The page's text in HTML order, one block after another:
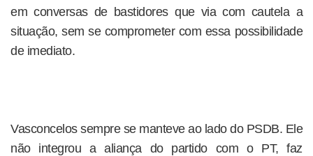
em conversas de bastidores que via com cautela a
situação, sem se comprometer com essa possibilidade
de imediato.
Vasconcelos sempre se manteve ao lado do PSDB. Ele
não integrou a aliança do partido com o PT, faz